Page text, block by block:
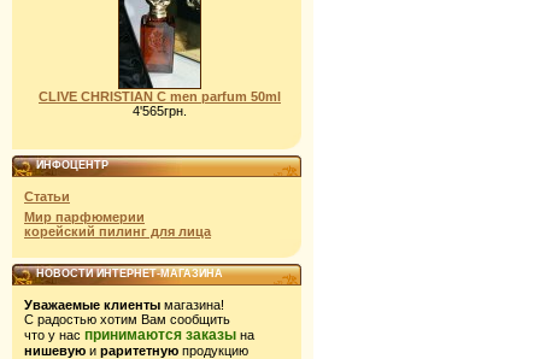
CLIVE CHRISTIAN C men parfum 50ml
4'565грн.
ИНФОЦЕНТР
Статьи
Мир парфюмерии
корейский пилинг для лица
НОВОСТИ ИНТЕРНЕТ-МАГАЗИНА
Уважаемые клиенты магазина!
С радостью хотим Вам сообщить
что у нас принимаются заказы на
нишевую и раритетную продукцию